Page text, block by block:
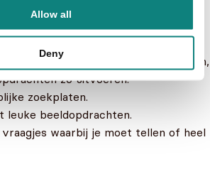
Allow all
Deny
bevat zoekplaten waarop tal van
te zien zijn. Neem plaats in een
zand met een stoere truck of
trein! Kijk ook goed om je heen,
zo uitvoeren.
zoekplaten.
leuke beeldopdrachten.
vraagjes waarbij je moet tellen of heel